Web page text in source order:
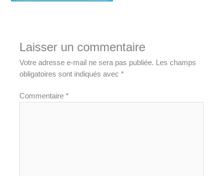
Laisser un commentaire
Votre adresse e-mail ne sera pas publiée. Les champs
obligatoires sont indiqués avec*
Commentaire*